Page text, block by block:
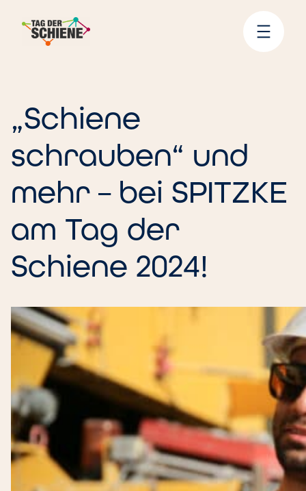
Inhalt
„Schiene
schrauben“ und
mehr – bei SPITZKE
am Tag der
Schiene 2024!